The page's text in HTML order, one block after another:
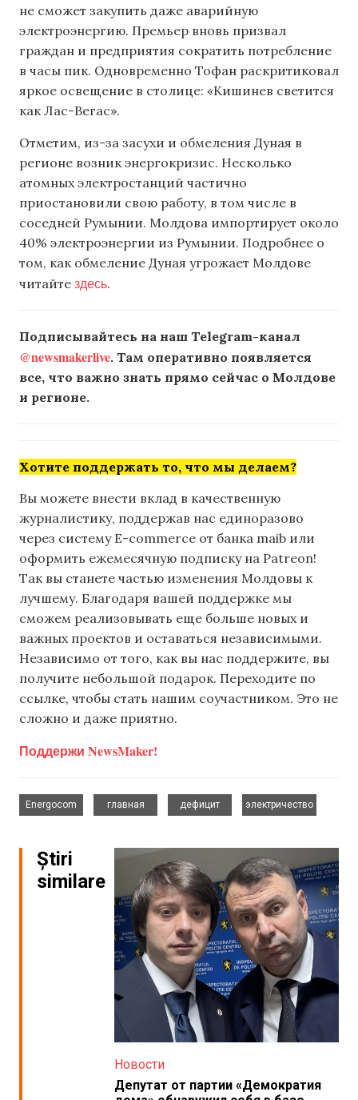
не сможет закупить даже аварийную
электроэнергию. Премьер вновь призвал
граждан и предприятия сократить потребление
в часы пик. Одновременно Тофан раскритиковал
яркое освещение в столице: «Кишинев светится
как Лас-Вегас».
Отметим, из-за засухи и обмеления Дуная в
регионе возник энергокризис. Несколько
атомных электростанций частично
приостановили свою работу, в том числе в
соседней Румынии. Молдова импортирует около
40% электроэнергии из Румынии. Подробнее о
том, как обмеление Дуная угрожает Молдове
читайте здесь.
Подписывайтесь на наш Telegram-канал
@newsmakerlive. Там оперативно появляется
все, что важно знать прямо сейчас о Молдове
и регионе.
Хотите поддержать то, что мы делаем?
Вы можете внести вклад в качественную
журналистику, поддержав нас единоразово
через систему E-commerce от банка maib или
оформить ежемесячную подписку на Patreon!
Так вы станете частью изменения Молдовы к
лучшему. Благодаря вашей поддержке мы
сможем реализовывать еще больше новых и
важных проектов и оставаться независимыми.
Независимо от того, как вы нас поддержите, вы
получите небольшой подарок. Переходите по
ссылке, чтобы стать нашим соучастником. Это не
сложно и даже приятно.
Поддержи NewsMaker!
Energocom
главная
дефицит
электричество
Știri
similare
Новости
Депутат от партии «Демократия